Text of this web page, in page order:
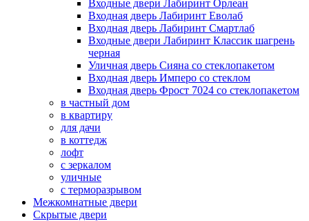
Входные двери Лабиринт Орлеан
Входная дверь Лабиринт Еволаб
Входная дверь Лабиринт Смартлаб
Входные двери Лабиринт Классик шагрень
черная
Уличная дверь Сияна со стеклопакетом
Входная дверь Имперо со стеклом
Входная дверь Фрост 7024 со стеклопакетом
в частный дом
в квартиру
для дачи
в коттедж
лофт
с зеркалом
уличные
с терморазрывом
Межкомнатные двери
Скрытые двери